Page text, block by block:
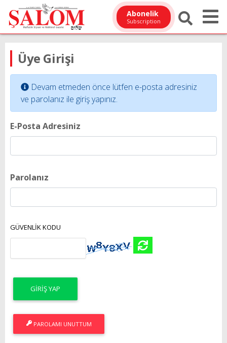
Abonelik
Subscription
Üye Girişi
Devam etmeden önce lütfen e-posta adresiniz
ve parolanız ile giriş yapınız.
E-Posta Adresiniz
Parolanız
GÜVENLİK KODU
PAROLAMI UNUTTUM